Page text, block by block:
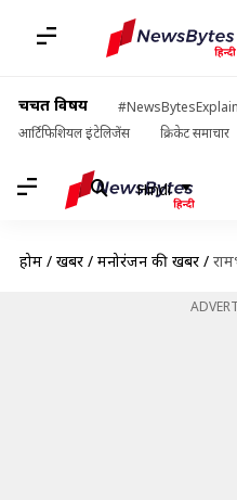
चर्चित विषय
आर्टिफिशियल इंटेलिजेंस
क्रिकेट समाचार
Hindi
होम / खबरें / मनोरंजन की खबरें /